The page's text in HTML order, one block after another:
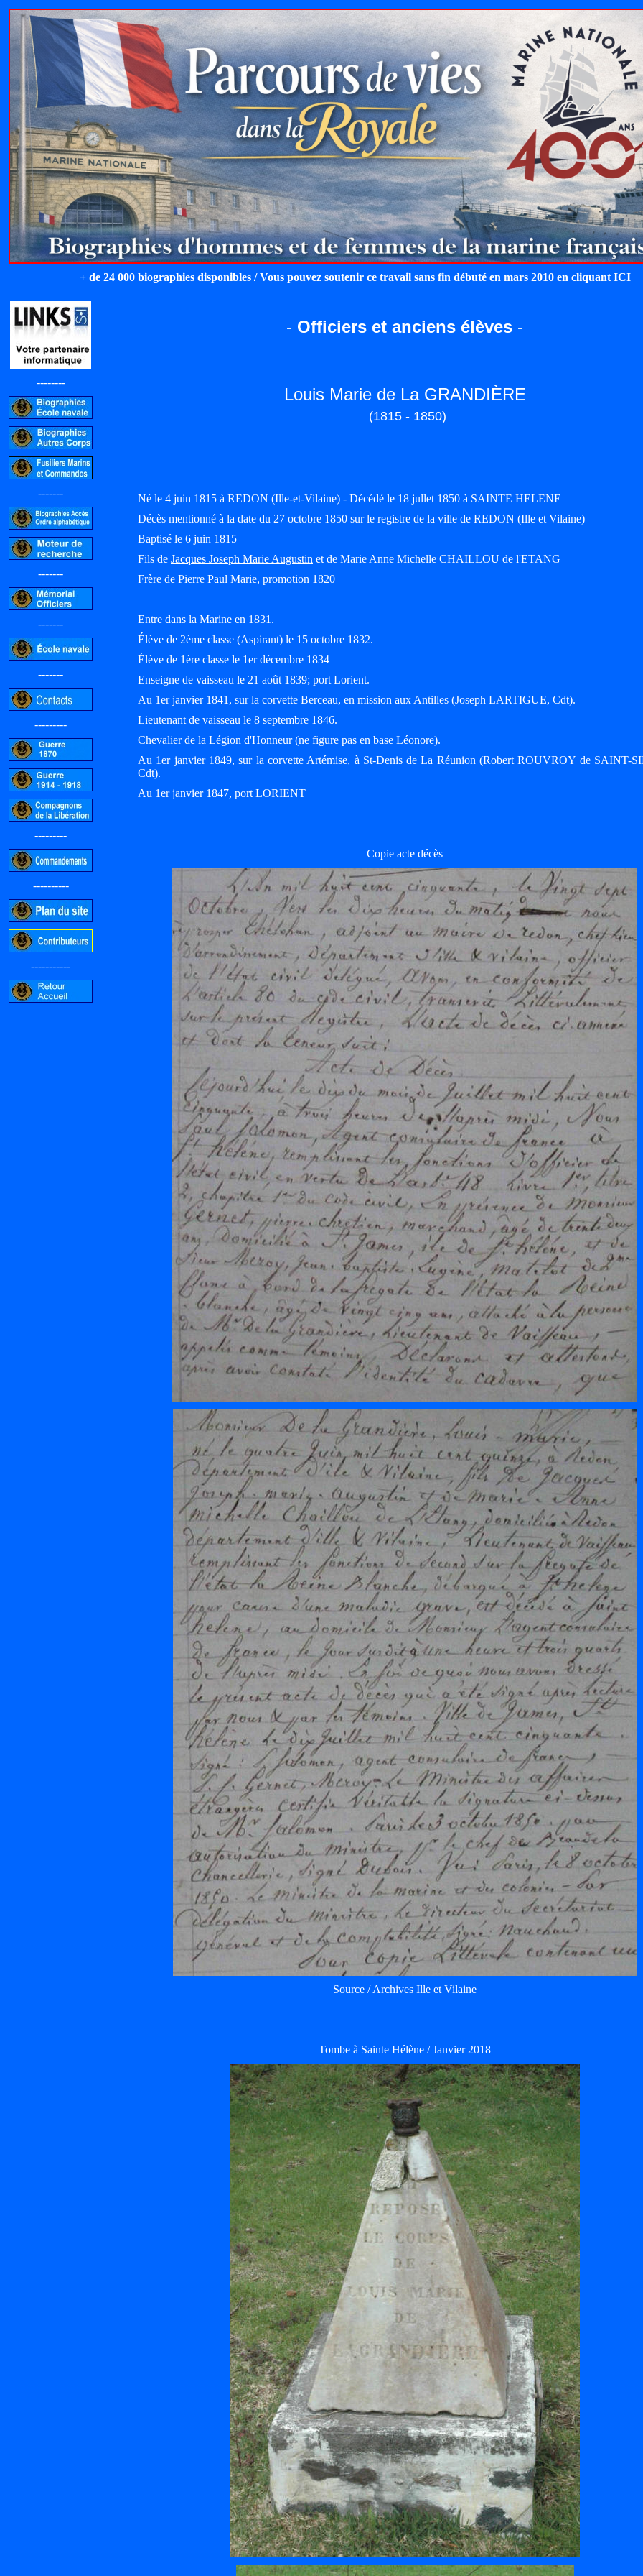
+ de 24 000 biographies disponibles / Vous pouvez soutenir ce travail sans fin débuté en mars 2010 en cliquant ICI
--------
-------
-------
-------
-------
---------
---------
----------
-----------
- Officiers et anciens élèves -
Louis Marie de La GRANDIÈRE
(1815 - 1850)
Né le 4 juin 1815 à REDON (Ille-et-Vilaine) - Décédé le 18 jullet 1850 à SAINTE HELENE
Décès mentionné à la date du 27 octobre 1850 sur le registre de la ville de REDON (Ille et Vilaine)
Baptisé le 6 juin 1815
Fils de Jacques Joseph Marie Augustin et de Marie Anne Michelle CHAILLOU de l'ETANG
Frère de Pierre Paul Marie, promotion 1820
Entre dans la Marine en 1831.
Élève de 2ème classe (Aspirant) le 15 octobre 1832.
Élève de 1ère classe le 1er décembre 1834
Enseigne de vaisseau le 21 août 1839; port Lorient.
Au 1er janvier 1841, sur la corvette Berceau, en mission aux Antilles (Joseph LARTIGUE, Cdt).
Lieutenant de vaisseau le 8 septembre 1846.
Chevalier de la Légion d'Honneur (ne figure pas en base Léonore).
Au 1er janvier 1849, sur la corvette Artémise, à St-Denis de La Réunion (Robert ROUVROY de SAINT-
Cdt).
Au 1er janvier 1847, port LORIENT
Copie acte décès
Source / Archives Ille et Vilaine
Tombe à Sainte Hélène / Janvier 2018